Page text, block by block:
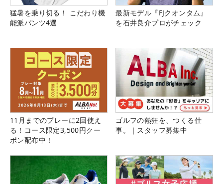
猛暑を乗り切る！ こだわり機
能派パンツ4選
最新モデル『FJクオンタム』
を石井良介プロがチェック
11月までのプレーに2回使え
る！コース限定3,500円クー
ポン配布中！
ゴルフの熱狂を、つくる仕
事。｜スタッフ募集中